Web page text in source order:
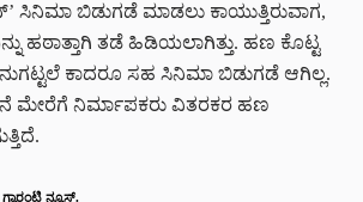
ಸಿನಿಮಾ ಬಿಡುಗಡೆ ಮಾಡಲು ಕಾಯುತ್ತಿರುವಾಗ,
ಹಠಾತ್ತಾಗಿ ತಡೆ ಹಿಡಿಯಲಾಗಿತ್ತು. ಹಣ ಕೊಟ್ಟ
ಕಾದರೂ ಸಹ ಸಿನಿಮಾ ಬಿಡುಗಡೆ ಆಗಿಲ್ಲ.
ನಿರ್ಮಾಪಕರು ವಿತರಕರ ಹಣ
ನ್ಯೂಸ್.